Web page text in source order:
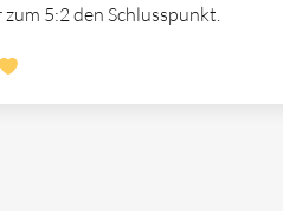
5:2 den Schlusspunkt.